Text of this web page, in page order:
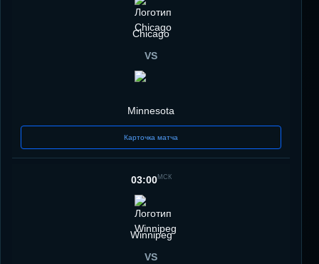
Chicago
VS
Minnesota
Карточка матча
03:00МСК
Winnipeg
VS